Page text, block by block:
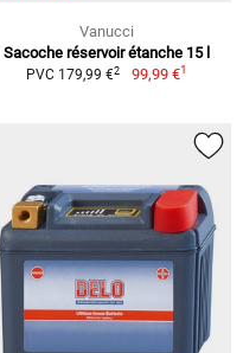
Vanucci
Sacoche réservoir étanche 15 l
PVC 179,99 €2 99,99 €1